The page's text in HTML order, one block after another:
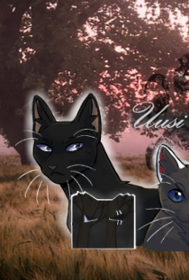
Siirry
sisältöön